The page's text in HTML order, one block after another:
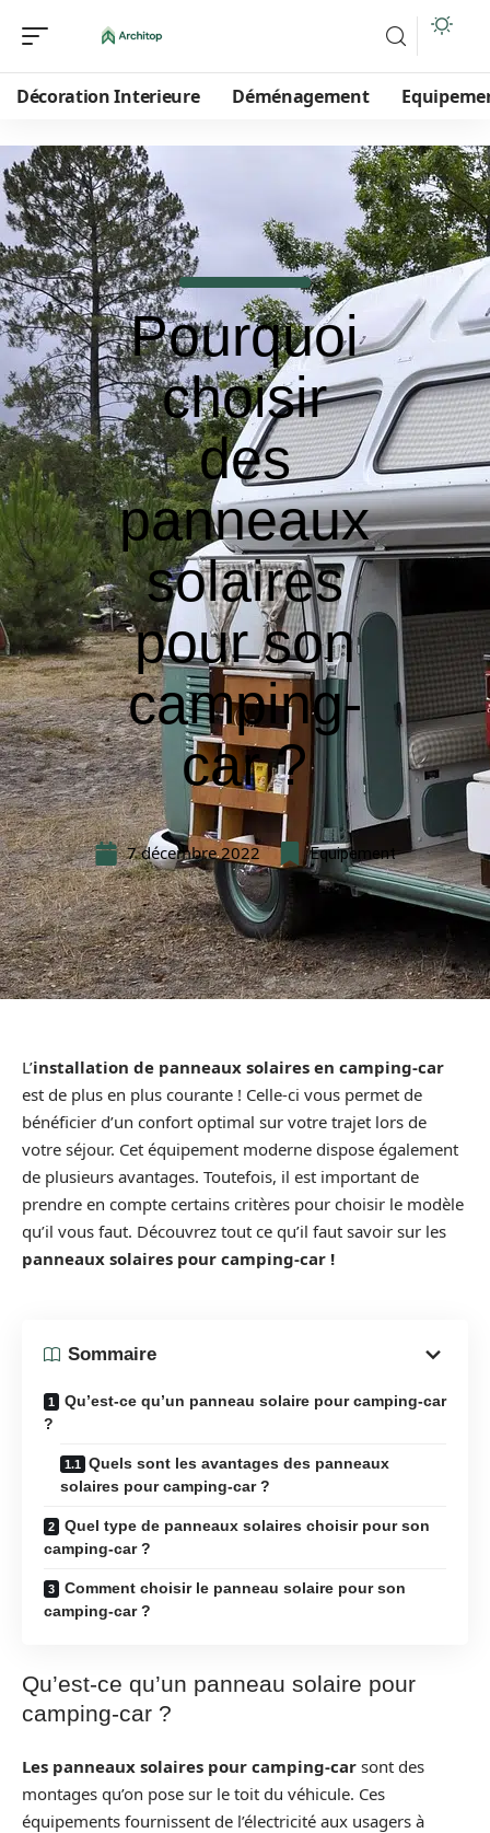
Décoration Interieure Déménagement
Pourquoi
choisir
des
panneaux
solaires
pour son
camping-
car ?
7 décembre 2022 Equipement
L’installation de panneaux solaires en camping-car
est de plus en plus courante ! Celle-ci vous permet de
bénéficier d’un confort optimal sur votre trajet lors de
votre séjour. Cet équipement moderne dispose également
de plusieurs avantages. Toutefois, il est important de
prendre en compte certains critères pour choisir le modèle
qu’il vous faut. Découvrez tout ce qu’il faut savoir sur les
panneaux solaires pour camping-car !
Sommaire
Qu’est-ce qu’un panneau solaire pour camping-car
?
Quels sont les avantages des panneaux
solaires pour camping-car ?
Quel type de panneaux solaires choisir pour son
camping-car ?
Comment choisir le panneau solaire pour son
camping-car ?
Qu’est-ce qu’un panneau solaire pour
camping-car ?
Les panneaux solaires pour camping-car sont des
montages qu’on pose sur le toit du véhicule. Ces
équipements fournissent de l’électricité aux usagers à